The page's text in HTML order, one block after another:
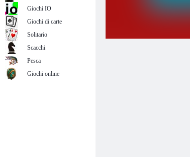
Giochi IO
Giochi di carte
Solitario
Scacchi
Pesca
Giochi online